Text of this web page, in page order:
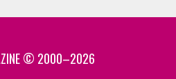
© 2000–2026